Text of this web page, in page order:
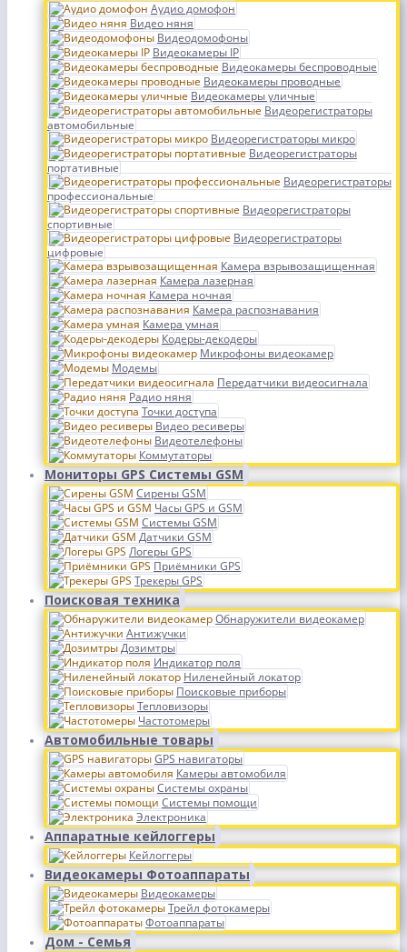
Аудио домофон
Видео няня
Видеодомофоны
Видеокамеры IP
Видеокамеры беспроводные
Видеокамеры проводные
Видеокамеры уличные
Видеорегистраторы
автомобильные
Видеорегистраторы микро
Видеорегистраторы
портативные
Видеорегистраторы
профессиональные
Видеорегистраторы
спортивные
Видеорегистраторы
цифровые
Камера взрывозащищенная
Камера лазерная
Камера ночная
Камера распознавания
Камера умная
Кодеры-декодеры
Микрофоны видеокамер
Модемы
Передатчики видеосигнала
Радио няня
Точки доступа
Видео ресиверы
Видеотелефоны
Коммутаторы
Мониторы GPS Системы GSM
Сирены GSM
Часы GPS и GSM
Системы GSM
Датчики GSM
Логеры GPS
Приёмники GPS
Трекеры GPS
Поисковая техника
Обнаружители видеокамер
Антижучки
Дозимтры
Индикатор поля
Ниленейный локатор
Поисковые приборы
Тепловизоры
Частотомеры
Автомобильные товары
GPS навигаторы
Камеры автомобиля
Системы охраны
Системы помощи
Электроника
Аппаратные кейлоггеры
Кейлоггеры
Видеокамеры Фотоаппараты
Видеокамеры
Трейл фотокамеры
Фотоаппараты
Дом - Семья